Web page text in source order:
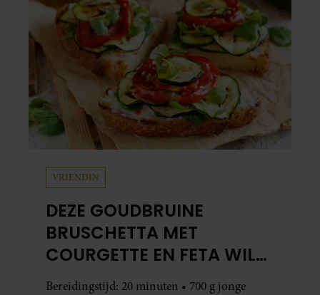
VRIENDIN
DEZE GOUDBRUINE
BRUSCHETTA MET
COURGETTE EN FETA WIL
JE METEEN MAKEN
Bereidingstijd: 20 minuten • 700 g jonge